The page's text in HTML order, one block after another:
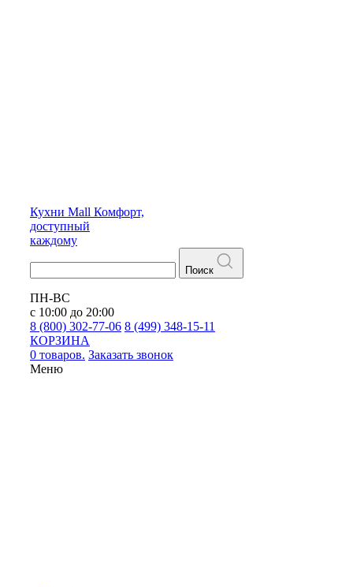
Кухни Mall Комфорт,
доступный
каждому
Поиск
ПН-ВС
с 10:00 до 20:00
8 (800) 302-77-06 8 (499) 348-15-11
КОРЗИНА
0 товаров. Заказать звонок
Меню